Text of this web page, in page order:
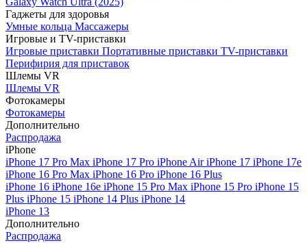
Гаджеты для здоровья
Умные кольца Массажеры
Игровые и TV-приставки
Игровые приставки Портативные приставки TV-приставки
Перифирия для приставок
Шлемы VR
Шлемы VR
Фотокамеры
Фотокамеры
Дополнительно
Распродажа
iPhone
iPhone 17 Pro Max iPhone 17 Pro iPhone AiriPhone 17 iPhone 17e
iPhone 16 Pro Max iPhone 16 Pro iPhone 16 Plus
iPhone 16 iPhone 16e iPhone 15 Pro Max iPhone 15 Pro iPhone 15
Plus iPhone 15 iPhone 14 Plus iPhone 14
iPhone 13
Дополнительно
Распродажа